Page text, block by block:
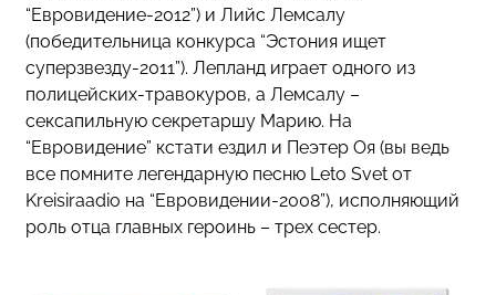
“Евровидение-2012”) и Лийс Лемсалу
(победительница конкурса “Эстония ищет
суперзвезду-2011”). Лепланд играет одного из
полицейских-травокуров, а Лемсалу –
сексапильную секретаршу Марию. На
“Евровидение” кстати ездил и Пеэтер Оя (вы ведь
все помните легендарную песню Leto Svet от
Kreisiraadio на “Евровидении-2008”), исполняющий
роль отца главных героинь – трех сестер.